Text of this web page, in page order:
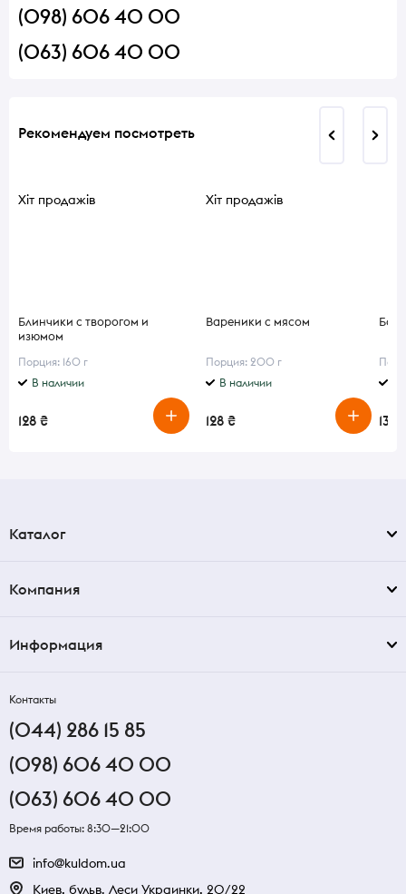
(098) 606 40 00
(063) 606 40 00
Рекомендуем посмотреть
Хіт продажів
Блинчики с творогом и
изюмом
Порция: 160 г
В наличии
128 ₴
Хіт продажів
Вареники с мясом
Порция: 200 г
В наличии
128 ₴ 130
Каталог
Компания
Информация
Контакты
(044) 286 15 85
(098) 606 40 00
(063) 606 40 00
Время работы: 8:30—21:00
info@kuldom.ua
Киев, бульв. Леси Украинки, 20/22